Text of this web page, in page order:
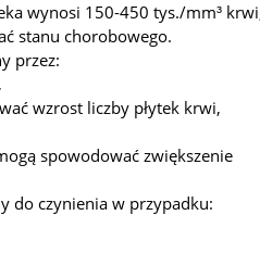
wynosi 150-450 tys./mm³
stanu chorobowego.
przez:
wzrost liczby płytek krwi,
spowodować zwiększenie
do czynienia w przypadku: